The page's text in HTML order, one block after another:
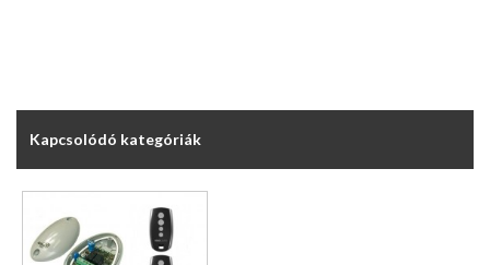
Kapcsolódó kategóriák